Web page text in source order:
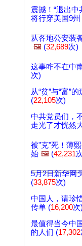
震撼！“退出中
将行穿美国9州
从各地公安装
🖼️ (32,689次)
这事咋不在中
次)
从“贫”与“富”
(22,105次)
中共党员们，
走光了才恍然
被"克"死！薄
始 🖼️ (42,231
5月2日新华网
(33,875次)
中国人，请珍
传单 (16,200次)
最值得当今中
的人们 (17,302